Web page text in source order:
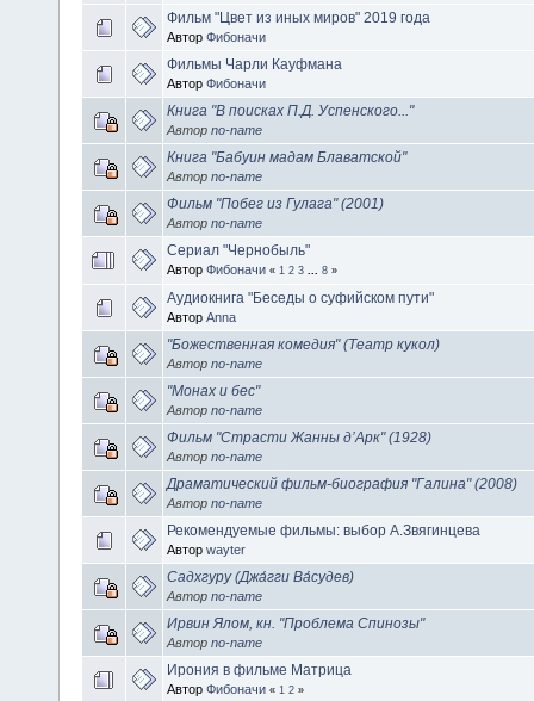
Фильм "Цвет из иных миров" 2019 года
Автор Фибоначи
Фильмы Чарли Кауфмана
Автор Фибоначи
Книга "В поисках П.Д. Успенского..."
Автор no-name
Книга "Бабуин мадам Блаватской"
Автор no-name
Фильм "Побег из Гулага" (2001)
Автор no-name
Сериал "Чернобыль"
Автор Фибоначи « 1 2 3 ... 8 »
Аудиокнига "Беседы о суфийском пути"
Автор Anna
"Божественная комедия" (Театр кукол)
Автор no-name
"Монах и бес"
Автор no-name
Фильм "Страсти Жанны д’Арк" (1928)
Автор no-name
Драматический фильм-биография "Галина" (2008)
Автор no-name
Рекомендуемые фильмы: выбор А.Звягинцева
Автор wayter
Садхгуру (Джа́гги Ва́судев)
Автор no-name
Ирвин Ялом, кн. "Проблема Спинозы"
Автор no-name
Ирония в фильме Матрица
Автор Фибоначи « 1 2 »